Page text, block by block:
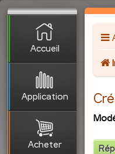
Accueil
Application
Acheter